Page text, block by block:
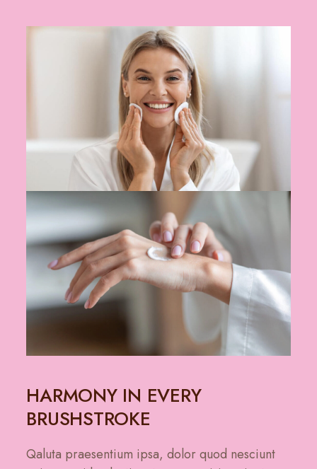
HARMONY IN EVERY
BRUSHSTROKE
Qaluta praesentium ipsa, dolor quod nesciunt